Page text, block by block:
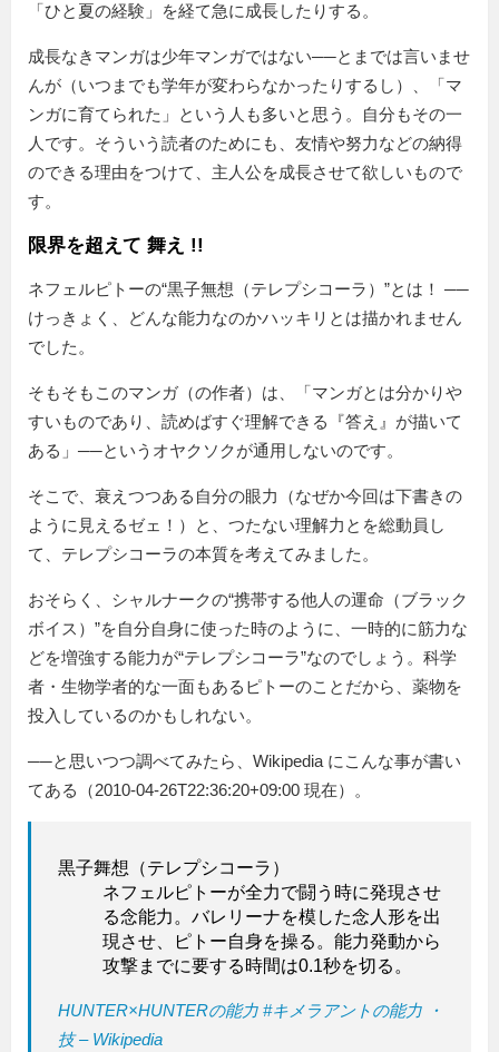
「ひと夏の経験」を経て急に成長したりする。
成長なきマンガは少年マンガではない──とまでは言いませ
んが（いつまでも学年が変わらなかったりするし）、「マ
ンガに育てられた」という人も多いと思う。自分もその一
人です。そういう読者のためにも、友情や努力などの納得
のできる理由をつけて、主人公を成長させて欲しいもので
す。
限界を超えて 舞え !!
ネフェルピトーの“黒子無想（テレプシコーラ）”とは！ ──
けっきょく、どんな能力なのかハッキリとは描かれません
でした。
そもそもこのマンガ（の作者）は、「マンガとは分かりや
すいものであり、読めばすぐ理解できる『答え』が描いて
ある」──というオヤクソクが通用しないのです。
そこで、衰えつつある自分の眼力（なぜか今回は下書きの
ように見えるゼェ！）と、つたない理解力とを総動員し
て、テレプシコーラの本質を考えてみました。
おそらく、シャルナークの“携帯する他人の運命（ブラック
ボイス）”を自分自身に使った時のように、一時的に筋力な
どを増強する能力が“テレプシコーラ”なのでしょう。科学
者・生物学者的な一面もあるピトーのことだから、薬物を
投入しているのかもしれない。
──と思いつつ調べてみたら、Wikipedia にこんな事が書い
てある（2010-04-26T22:36:20+09:00 現在）。
黒子舞想（テレプシコーラ）
ネフェルピトーが全力で闘う時に発現させ
る念能力。バレリーナを模した念人形を出
現させ、ピトー自身を操る。能力発動から
攻撃までに要する時間は0.1秒を切る。
HUNTER×HUNTERの能力 #キメラアントの能力 ・
技 – Wikipedia